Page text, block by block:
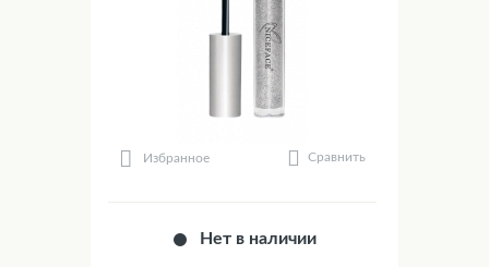
Избранное Сравнить
Нет в наличии